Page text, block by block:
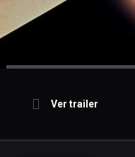
Ver trailer